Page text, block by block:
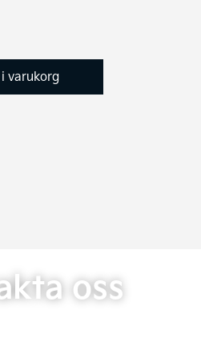
varukorg
oss